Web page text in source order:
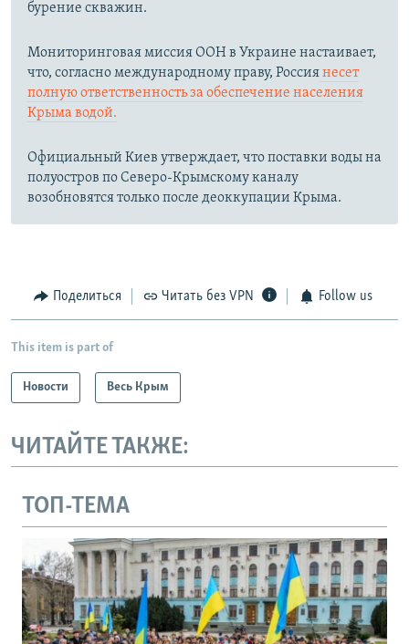
бурение скважин.
Мониторинговая миссия ООН в Украине настаивает,
что, согласно международному праву, Россиянесет
полную ответственность за обеспечение населения
Крыма водой.
Официальный Киев утверждает, что поставки воды на
полуостров по Северо-Крымскому каналу
возобновятся только после деоккупации Крыма.
Поделиться Читать без VPN Follow us
This item is part of
Новости Весь Крым
ЧИТАЙТЕ ТАКЖЕ:
ТОП-ТЕМА